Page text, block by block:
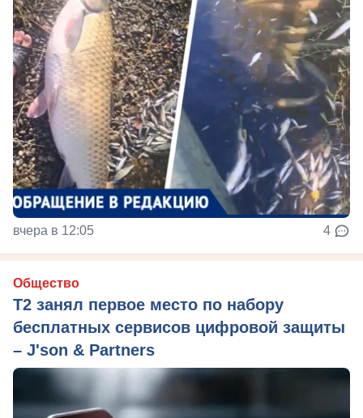
вчера в 12:05 4
Общество
Т2 занял первое место по набору
бесплатных сервисов цифровой защиты
– J'son & Partners